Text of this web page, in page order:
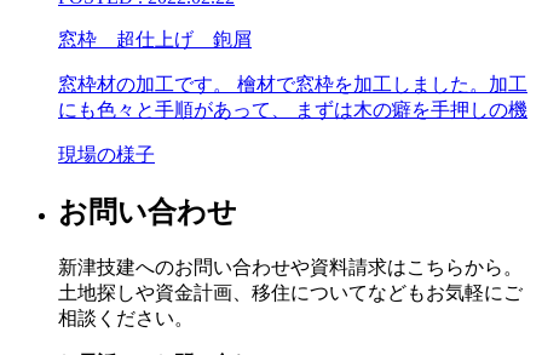
窓枠 超仕上げ 鉋屑
窓枠材の加工です。 檜材で窓枠を加工しました。加工
にも色々と手順があって、 まずは木の癖を手押しの機
現場の様子
お問い合わせ
新津技建へのお問い合わせや資料請求はこちらから。
土地探しや資金計画、移住についてなどもお気軽にご
相談ください。